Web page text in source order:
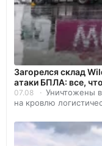
Загорелся склад
атаки БПЛА: все,
07.08
Уничтожены
на кровлю